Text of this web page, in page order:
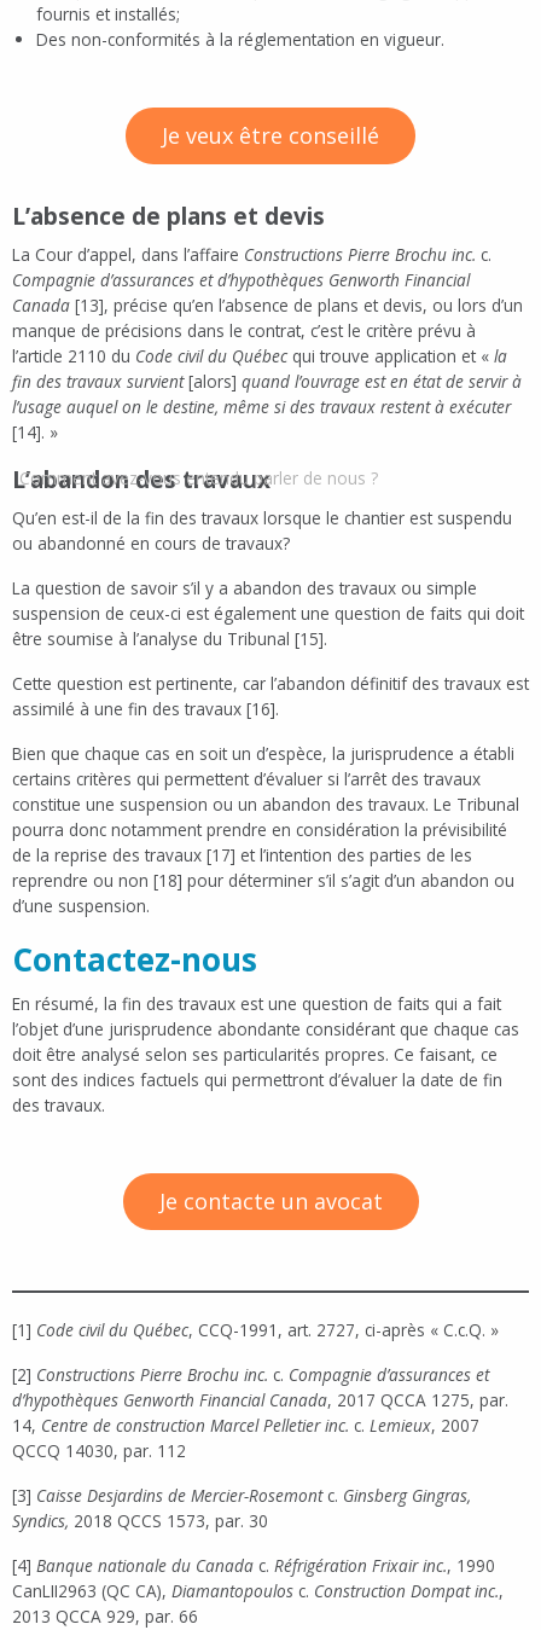
fournis et installés;
Des non-conformités à la réglementation en vigueur.
Je veux être conseillé
L’absence de plans et devis
La Cour d’appel, dans l’affaire Constructions Pierre Brochu inc. c.
Compagnie d’assurances et d’hypothèques Genworth Financial
Canada [13], précise qu’en l’absence de plans et devis, ou lors d’un
manque de précisions dans le contrat, c’est le critère prévu à
l’article 2110 du Code civil du Québec qui trouve application et « la
fin des travaux survient[alors] quand l’ouvrage est en état de servir à
l’usage auquel on le destine, même si des travaux restent à exécuter
[14]. »
L’abandon des travaux
Qu’en est-il de la fin des travaux lorsque le chantier est suspendu
ou abandonné en cours de travaux?
La question de savoir s’il y a abandon des travaux ou simple
suspension de ceux-ci est également une question de faits qui doit
être soumise à l’analyse du Tribunal [15].
Cette question est pertinente, car l’abandon définitif des travaux est
assimilé à une fin des travaux [16].
Bien que chaque cas en soit un d’espèce, la jurisprudence a établi
certains critères qui permettent d’évaluer si l’arrêt des travaux
constitue une suspension ou un abandon des travaux. Le Tribunal
pourra donc notamment prendre en considération la prévisibilité
de la reprise des travaux [17] et l’intention des parties de les
reprendre ou non [18] pour déterminer s’il s’agit d’un abandon ou
d’une suspension.
Contactez-nous
En résumé, la fin des travaux est une question de faits qui a fait
l’objet d’une jurisprudence abondante considérant que chaque cas
doit être analysé selon ses particularités propres. Ce faisant, ce
sont des indices factuels qui permettront d’évaluer la date de fin
des travaux.
Je contacte un avocat
[1] Code civil du Québec, CCQ-1991, art. 2727, ci-après « C.c.Q. »
[2] Constructions Pierre Brochu inc. c. Compagnie d’assurances et
d’hypothèques Genworth Financial Canada, 2017 QCCA 1275, par.
14, Centre de construction Marcel Pelletier inc. c. Lemieux, 2007
QCCQ 14030, par. 112
[3] Caisse Desjardins de Mercier-Rosemontc. Ginsberg Gingras,
Syndics, 2018 QCCS 1573, par. 30
[4] Banque nationale du Canada c. Réfrigération Frixair inc., 1990
CanLII2963 (QC CA), Diamantopoulos c. Construction Dompat inc.,
2013 QCCA 929, par. 66
Comment avez-vous entendu parler de nous ?